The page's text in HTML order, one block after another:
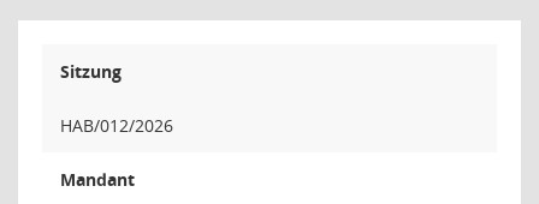
Sitzung
HAB/012/2026
Mandant